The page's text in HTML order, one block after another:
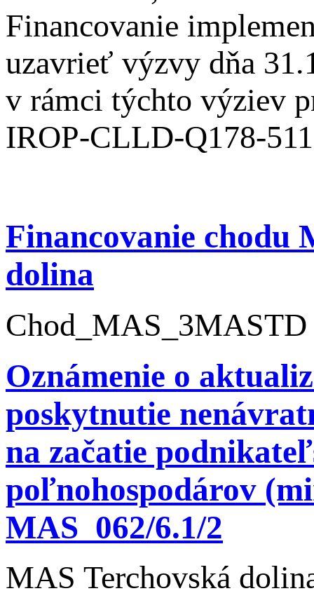
Financovanie
uzavrieť výzvy dňa
v rámci týchto výziev
IROP-CLLD-Q178-
Financovanie chodu
dolina
Chod_MAS_3MASTD
Oznámenie o
poskytnutie
na začatie
poľnohospodárov
MAS_062/6.1/2
MAS Terchovská